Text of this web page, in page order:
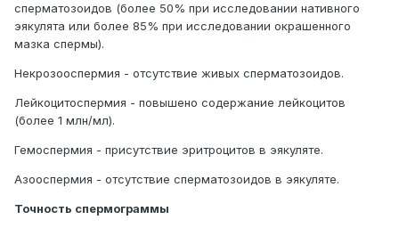
сперматозоидов (более 50% при исследовании нативного
эякулята или более 85% при исследовании окрашенного
мазка спермы).
Некрозооспермия - отсутствие живых сперматозоидов.
Лейкоцитоспермия - повышено содержание лейкоцитов
(более 1 млн/мл).
Гемоспермия - присутствие эритроцитов в эякуляте.
Азооспермия - отсутствие сперматозоидов в эякуляте.
Точность спермограммы